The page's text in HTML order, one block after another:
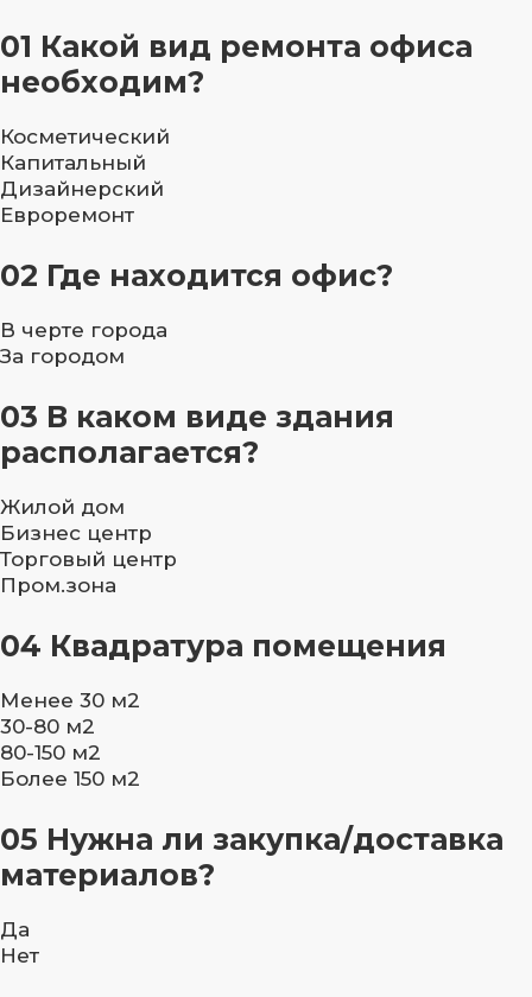
01 Какой вид ремонта офиса
необходим?
Косметический
Капитальный
Дизайнерский
Евроремонт
02 Где находится офис?
В черте города
За городом
03 В каком виде здания
располагается?
Жилой дом
Бизнес центр
Торговый центр
Пром.зона
04 Квадратура помещения
Менее 30 м2
30-80 м2
80-150 м2
Более 150 м2
05 Нужна ли закупка/доставка
материалов?
Да
Нет